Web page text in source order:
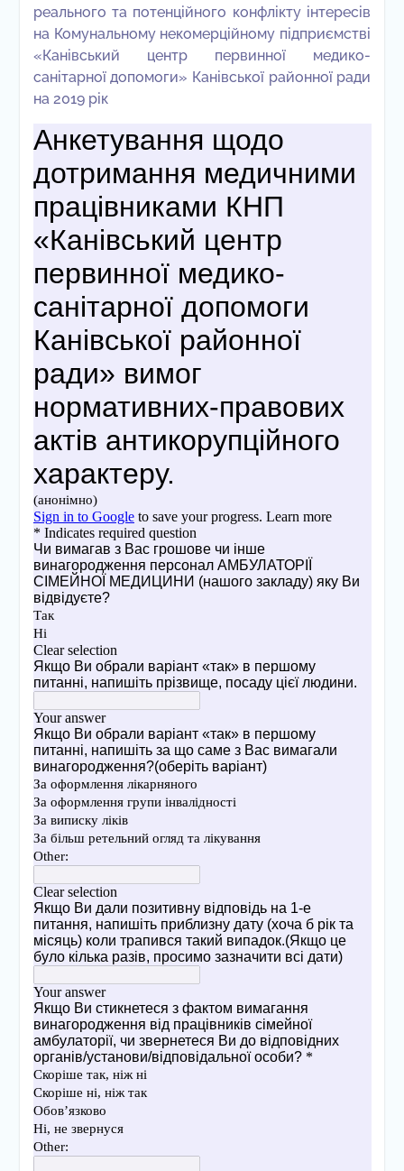
реального та потенційного конфлікту інтересів
на Комунальному некомерційному підприємстві
«Канівський центр первинної медико-
санітарної допомоги» Канівської районної ради
на 2019 рік